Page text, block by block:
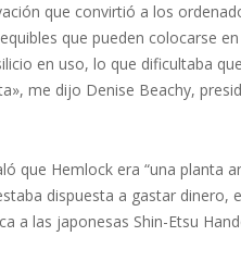
que convirtió a los
que pueden colocarse
en uso, lo que dificultaba
me dijo Denise Beachy,
que Hemlock era “una planta
dispuesta a gastar dinero,
a las japonesas Shin-Etsu